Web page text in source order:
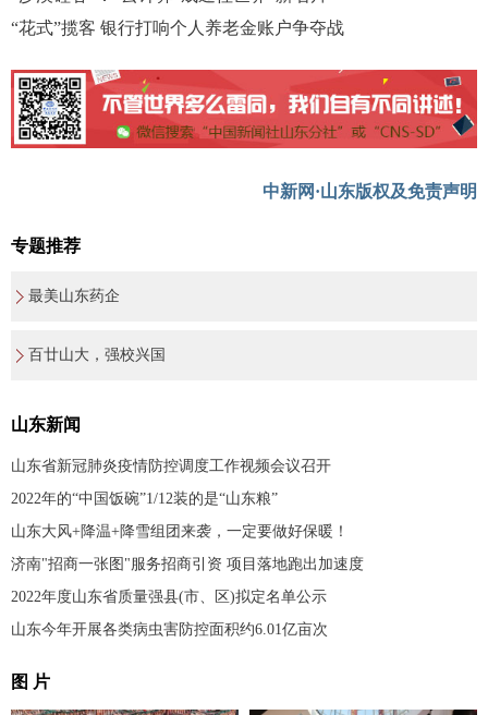
“花式”揽客 银行打响个人养老金账户争夺战
中新网·山东版权及免责声明
专题推荐
最美山东药企
百廿山大，强校兴国
山东新闻
山东省新冠肺炎疫情防控调度工作视频会议召开
2022年的“中国饭碗”1/12装的是“山东粮”
山东大风+降温+降雪组团来袭，一定要做好保暖！
济南"招商一张图"服务招商引资 项目落地跑出加速度
2022年度山东省质量强县(市、区)拟定名单公示
山东今年开展各类病虫害防控面积约6.01亿亩次
图 片